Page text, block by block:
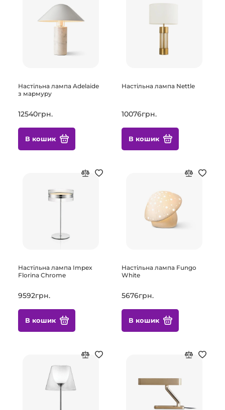
Настільна лампа Adelaide
з мармуру
12540грн.
В кошик
Настільна лампа Nettle
10076грн.
В кошик
Настільна лампа Impex
Florina Chrome
9592грн.
В кошик
Настільна лампа Fungo
White
5676грн.
В кошик